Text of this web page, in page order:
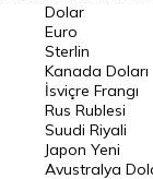
Euro Kuru
Pound Kuru
Frank Kuru
Riyal Kuru
Avustralya Doları
Dolar
Euro
Sterlin
Kanada Doları
İsviçre Frangı
Rus Rublesi
Suudi Riyali
Japon Yeni
Avustralya